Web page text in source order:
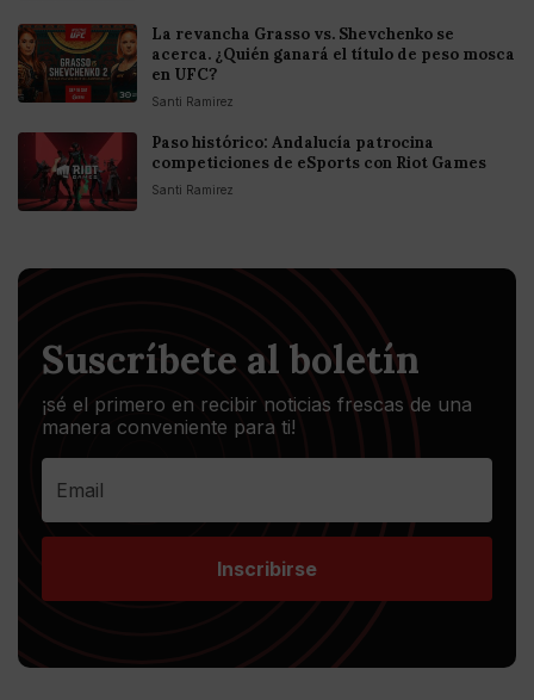
La revancha Grasso vs. Shevchenko se
acerca. ¿Quién ganará el título de peso mosca
en UFC?
Santi Ramirez
Paso histórico: Andalucía patrocina
competiciones de eSports con Riot Games
Santi Ramirez
Suscríbete al boletín
¡sé el primero en recibir noticias frescas de una
manera conveniente para ti!
Inscribirse